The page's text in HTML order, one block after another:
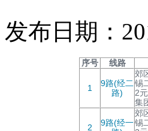
发布日期：
序号
线路
1
9路(经二
路)
郊
锡
2
集
2
9路(经一
郊
锡